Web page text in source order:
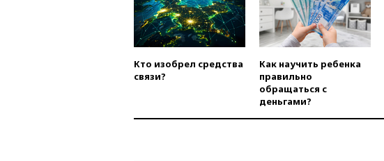
Кто изобрел средства
связи?
Как научить ребенка
правильно
обращаться с
деньгами?